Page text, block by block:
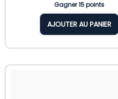
Gagner 15 points
AJOUTER AU PANIER